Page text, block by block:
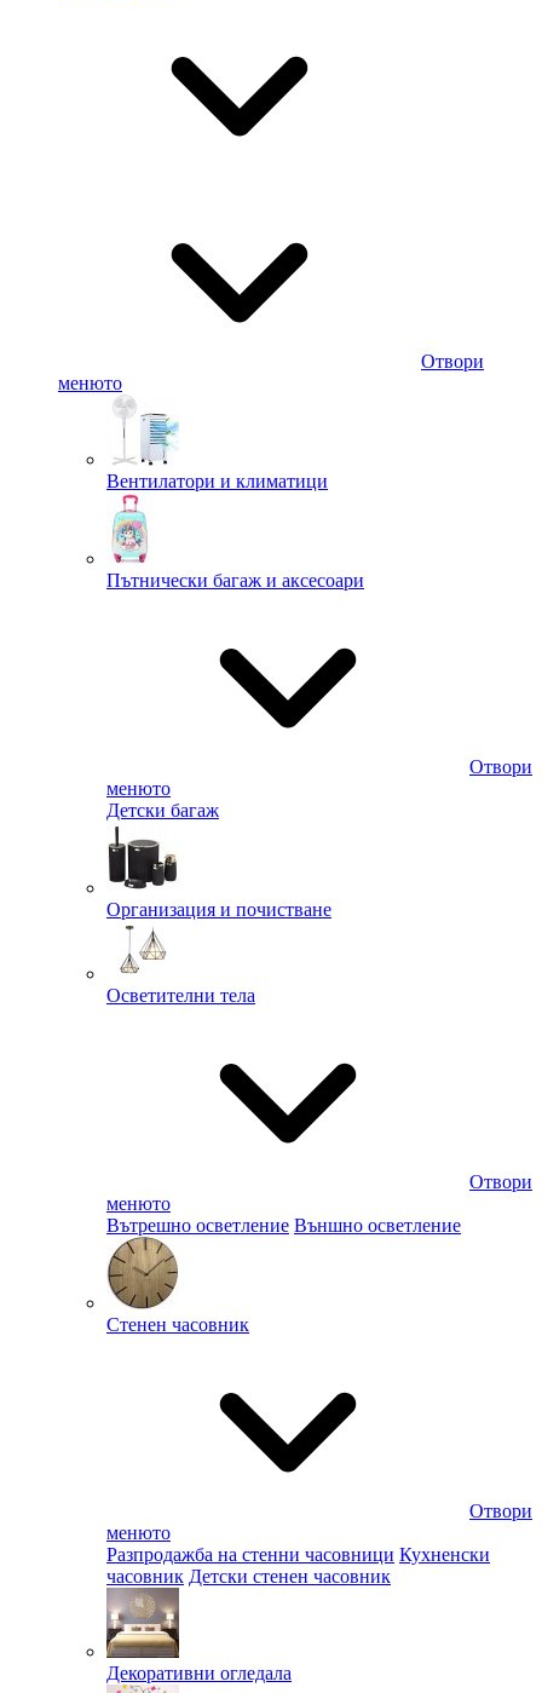
Отвори
менюто
Вентилатори и климатици
Пътнически багаж и аксесоари
Отвори
менюто
Детски багаж
Организация и почистване
Осветителни тела
Отвори
менюто
Вътрешно осветление Външно осветление
Стенен часовник
Отвори
менюто
Разпродажба на стенни часовници Кухненски
часовник Детски стенен часовник
Декоративни огледала